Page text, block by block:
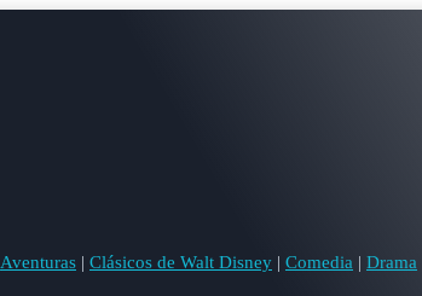
Aventuras | Clásicos de Walt Disney | Comedia | Drama